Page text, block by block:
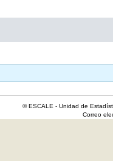
© ESCALE - Unidad de
Correo